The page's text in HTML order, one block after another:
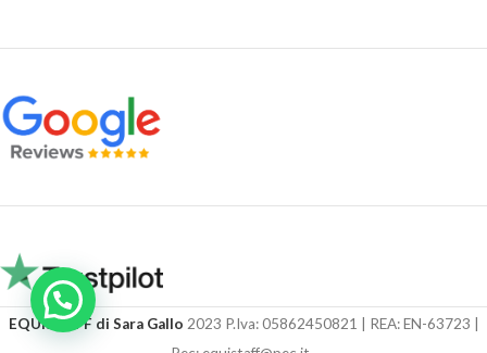
EQUISTAFF di Sara Gallo 2023 P.Iva: 05862450821 | REA: EN-63723 |